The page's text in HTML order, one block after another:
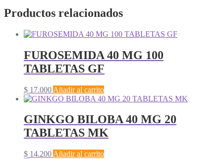
Productos relacionados
FUROSEMIDA 40 MG 100
TABLETAS GF
$ 17.000 Añadir al carrito
GINKGO BILOBA 40 MG 20
TABLETAS MK
$ 14.200 Añadir al carrito